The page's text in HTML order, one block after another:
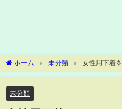
ホーム 未分類
女性用下着
代姉妹の胸や尻を…２階の無施錠窓
未分類